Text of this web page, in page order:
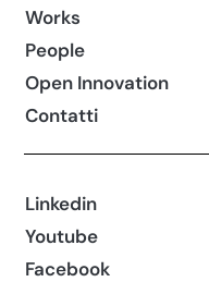
Works
People
Open Innovation
Contatti
Linkedin
Youtube
Facebook